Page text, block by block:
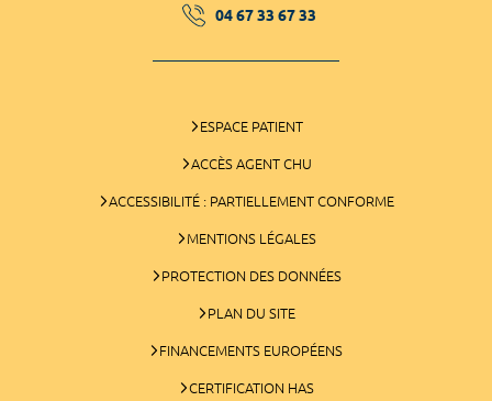
04 67 33 67 33
ESPACE PATIENT
ACCÈS AGENT CHU
ACCESSIBILITÉ : PARTIELLEMENT CONFORME
MENTIONS LÉGALES
PROTECTION DES DONNÉES
PLAN DU SITE
FINANCEMENTS EUROPÉENS
CERTIFICATION HAS